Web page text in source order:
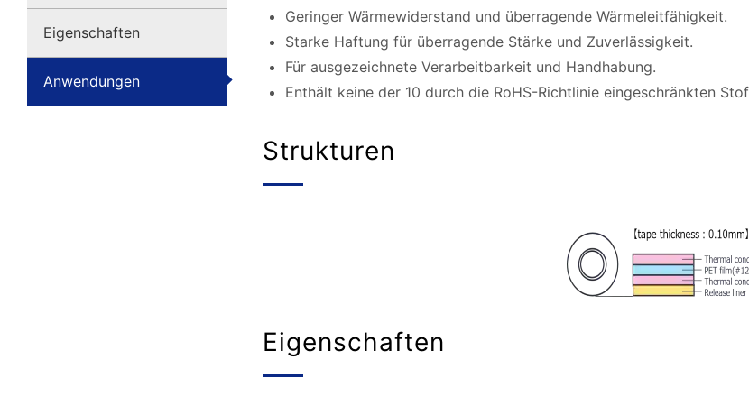
Eigenschaften
Anwendungen
Geringer Wärmewiderstand und überragende Wärmeleitfähigkeit.
Starke Haftung für überragende Stärke und Zuverlässigkeit.
Für ausgezeichnete Verarbeitbarkeit und Handhabung.
Enthält keine der 10 durch die RoHS-Richtlinie eingeschränkten
Strukturen
Eigenschaften